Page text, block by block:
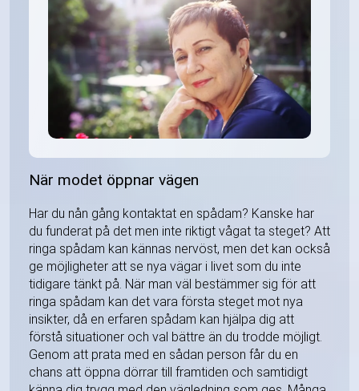
När modet öppnar vägen
Har du nån gång kontaktat en spådam? Kanske har
du funderat på det men inte riktigt vågat ta steget? Att
ringa spådam kan kännas nervöst, men det kan också
ge möjligheter att se nya vägar i livet som du inte
tidigare tänkt på. När man väl bestämmer sig för att
ringa spådam kan det vara första steget mot nya
insikter, då en erfaren spådam kan hjälpa dig att
förstå situationer och val bättre än du trodde möjligt.
Genom att prata med en sådan person får du en
chans att öppna dörrar till framtiden och samtidigt